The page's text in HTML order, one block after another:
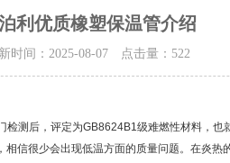
利优质橡塑保温管介绍
时间：2025-08-07 点击量： 522
检测后，评定为GB8624B1级难燃性材料，也
相信很少会出现低温方面的质量问题。在炎